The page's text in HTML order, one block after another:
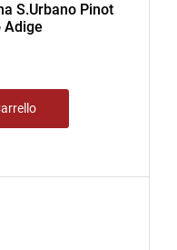
S.Urbano Pinot
Adige